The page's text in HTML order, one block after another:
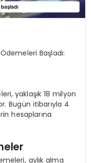
Başladı:
yaklaşık 18 milyon
Bugün itibarıyla 4
hesaplarına
aylık alma